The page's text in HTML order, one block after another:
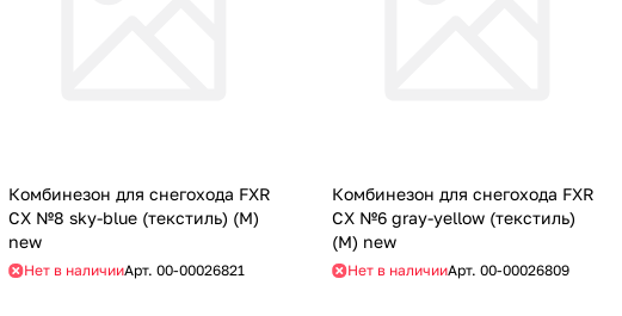
Комбинезон для снегохода FXR
CX №8 sky-blue (текстиль) (M)
new
Нет в наличииАрт. 00-00026821
Комбинезон для снегохода FXR
CX №6 gray-yellow (текстиль)
(M) new
Нет в наличииАрт. 00-00026809